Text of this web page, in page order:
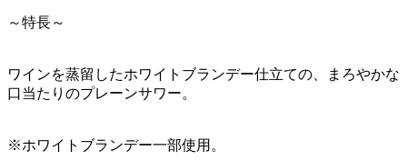
～特長～
ワインを蒸留したホワイトブランデー仕立ての、まろやかな
口当たりのプレーンサワー。
※ホワイトブランデー一部使用。